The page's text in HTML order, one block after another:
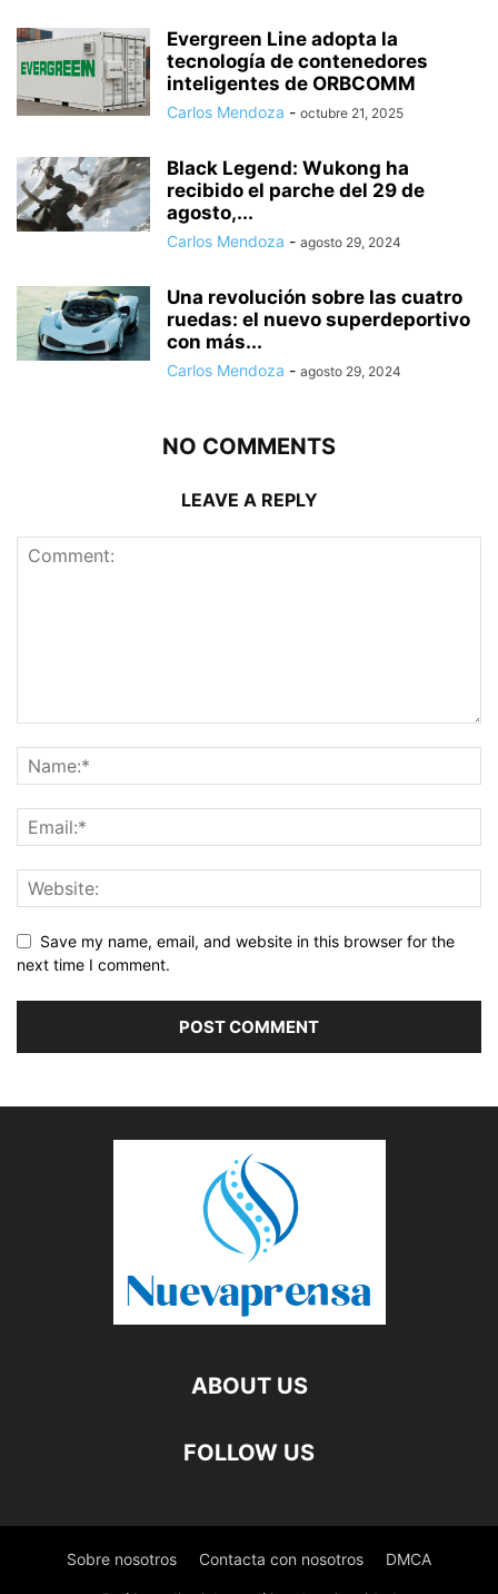
Evergreen Line adopta la
tecnología de contenedores
inteligentes de ORBCOMM
Carlos Mendoza - octubre 21, 2025
Black Legend: Wukong ha
recibido el parche del 29 de
agosto,...
Carlos Mendoza - agosto 29, 2024
Una revolución sobre las cuatro
ruedas: el nuevo superdeportivo
con más...
Carlos Mendoza - agosto 29, 2024
NO COMMENTS
LEAVE A REPLY
Save my name, email, and website in this browser for the
next time I comment.
ABOUT US
FOLLOW US
Sobre nosotros Contacta con nosotros DMCA